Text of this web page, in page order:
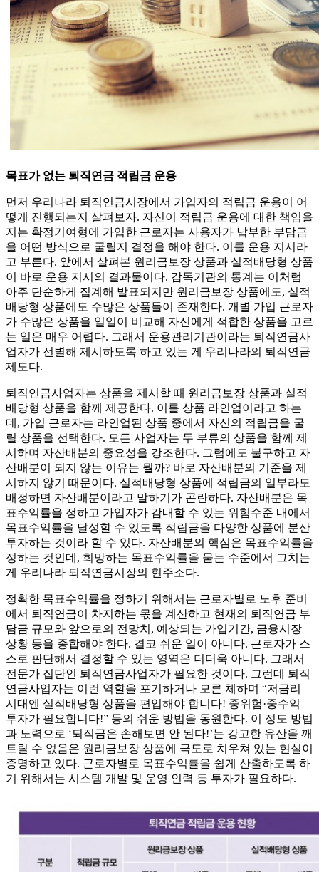
목표가 없는 퇴직연금 적립금 운용
먼저 우리나라 퇴직연금시장에서 가입자의 적립금 운용이 어
떻게 진행되는지 살펴보자. 자신이 적립금 운용에 대한 책임을
지는 확정기여형에 가입한 근로자는 사용자가 납부한 부담금
을 어떤 방식으로 굴릴지 결정을 해야 한다. 이를 운용 지시라
고 부른다. 앞에서 살펴본 원리금보장 상품과 실적배당형 상품
이 바로 운용 지시의 결과물이다. 감독기관의 통계는 이처럼
아주 단순하게 집계해 발표되지만 원리금보장 상품에도, 실적
배당형 상품에도 수많은 상품들이 존재한다. 개별 가입 근로자
가 수많은 상품을 일일이 비교해 자신에게 적합한 상품을 고르
는 일은 매우 어렵다. 그래서 운용관리기관이라는 퇴직연금사
업자가 선별해 제시하도록 하고 있는 게 우리나라의 퇴직연금
제도다.
퇴직연금사업자는 상품을 제시할 때 원리금보장 상품과 실적
배당형 상품을 함께 제공한다. 이를 상품 라인업이라고 하는
데, 가입 근로자는 라인업된 상품 중에서 자신의 적립금을 굴
릴 상품을 선택한다. 모든 사업자는 두 부류의 상품을 함께 제
시하며 자산배분의 중요성을 강조한다. 그럼에도 불구하고 자
산배분이 되지 않는 이유는 뭘까? 바로 자산배분의 기준을 제
시하지 않기 때문이다. 실적배당형 상품에 적립금의 일부라도
배정하면 자산배분이라고 말하기가 곤란하다. 자산배분은 목
표수익률을 정하고 가입자가 감내할 수 있는 위험수준 내에서
목표수익률을 달성할 수 있도록 적립금을 다양한 상품에 분산
투자하는 것이라 할 수 있다. 자산배분의 핵심은 목표수익률을
정하는 것인데, 희망하는 목표수익률을 묻는 수준에서 그치는
게 우리나라 퇴직연금시장의 현주소다.
정확한 목표수익률을 정하기 위해서는 근로자별로 노후 준비
에서 퇴직연금이 차지하는 몫을 계산하고 현재의 퇴직연금 부
담금 규모와 앞으로의 전망치, 예상되는 가입기간, 금융시장
상황 등을 종합해야 한다. 결코 쉬운 일이 아니다. 근로자가 스
스로 판단해서 결정할 수 있는 영역은 더더욱 아니다. 그래서
전문가 집단인 퇴직연금사업자가 필요한 것이다. 그런데 퇴직
연금사업자는 이런 역할을 포기하거나 모른 체하며 “저금리
시대엔 실적배당형 상품을 편입해야 합니다! 중위험·중수익
투자가 필요합니다!” 등의 쉬운 방법을 동원한다. 이 정도 방법
과 노력으로 ‘퇴직금은 손해보면 안 된다!’는 강고한 유산을 깨
트릴 수 없음은 원리금보장 상품에 극도로 치우쳐 있는 현실이
증명하고 있다. 근로자별로 목표수익률을 쉽게 산출하도록 하
기 위해서는 시스템 개발 및 운영 인력 등 투자가 필요하다.